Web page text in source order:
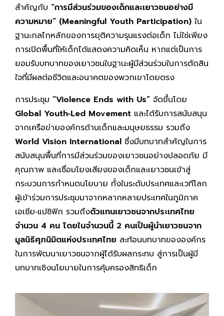
สำคัญกับ “การมีส่วนร่วมของเด็กและเยาวชนอย่างมี
ความหมาย” (Meaningful Youth Participation) ใน
ฐานะกลไกหลักของการยุติความรุนแรงต่อเด็ก ไม่ใช่เพียง
การเปิดพื้นที่ให้เด็กได้แสดงความคิดเห็น หากแต่เป็นการ
ยอมรับบทบาทของเยาวชนในฐานะผู้มีส่วนร่วมในการตัดสิน
ใจที่มีผลต่อชีวิตและอนาคตของพวกเขาโดยตรง
การประชุม “Violence Ends with Us” จัดขึ้นโดย
Global Youth‑Led Movement และได้รับการสนับสนุน
จากเครือข่ายองค์กรด้านเด็กและมนุษยธรรม รวมถึง
World Vision International ซึ่งมีบทบาทสำคัญในการ
สนับสนุนพื้นที่การมีส่วนร่วมของเยาวชนอย่างปลอดภัย มี
คุณภาพ และเชื่อมโยงเสียงของเด็กและเยาวชนเข้าสู่
กระบวนการกำหนดนโยบาย ทั้งในระดับประเทศและเวทีโลก
ผู้เข้าร่วมการประชุมมาจากหลากหลายประเทศในภูมิภาค
เอเชีย‑แปซิฟิก รวมถึงตัวแทนเยาวชนจากประเทศไทย
จำนวน 4 คน โดยในจำนวนนี้ 2 คนเป็นผู้นำเยาวชนจาก
มูลนิธิศุภนิมิตแห่งประเทศไทย สะท้อนบทบาทขององค์กร
ในการพัฒนาเยาวชนจากผู้ได้รับผลกระทบ สู่การเป็นผู้มี
บทบาทเชิงนโยบายในการคุ้มครองสิทธิเด็ก